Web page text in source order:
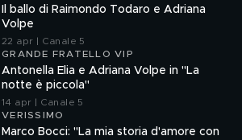
Il ballo di Raimondo Todaro e Adriana
Volpe
22 apr | Canale 5
GRANDE FRATELLO VIP
Antonella Elia e Adriana Volpe in "La
notte è piccola"
14 apr | Canale 5
VERISSIMO
Marco Bocci: "La mia storia d'amore con